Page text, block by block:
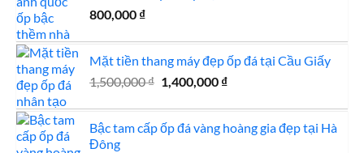
800,000 ₫
Mặt tiền thang máy đẹp ốp đá tại Cầu Giấy
1,500,000₫ Giá
1,500,000 ₫.
1,400,000 ₫Giá
là:
Bậc tam cấp ốp đá vàng hoàng gia đẹp tại Hà
Đông